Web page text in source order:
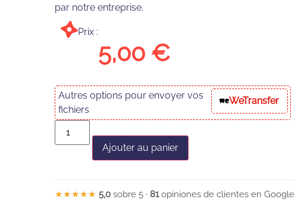
par notre entreprise.
Prix :
5,00 €
Autres options pour envoyer vos
fichiers
WeTransfer
Ajouter au panier
★★★★★ 5,0 sobre 5 ·81opiniones de clientes en Google